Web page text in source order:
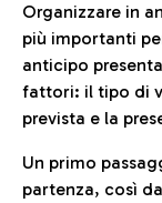
Organizzare in
più importanti
anticipo
fattori: il tipo di
prevista e la
Un primo
partenza, così